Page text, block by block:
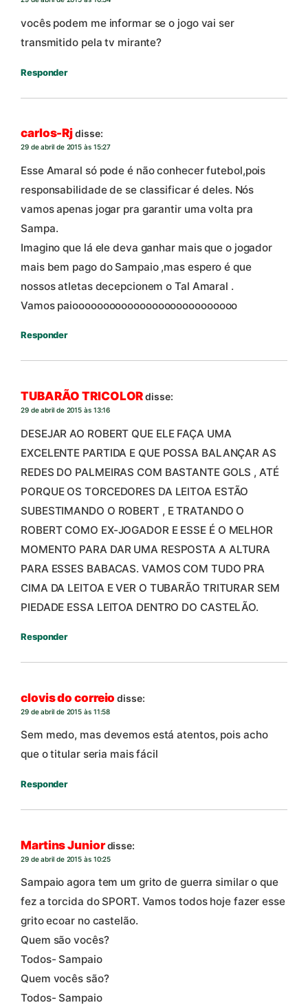
vocês podem me informar se o jogo vai ser
transmitido pela tv mirante?
Responder
carlos-Rjdisse:
29 de abril de 2015 às 15:27
Esse Amaral só pode é não conhecer futebol,pois
responsabilidade de se classificar é deles. Nós
vamos apenas jogar pra garantir uma volta pra
Sampa.
Imagino que lá ele deva ganhar mais que o jogador
mais bem pago do Sampaio ,mas espero é que
nossos atletas decepcionem o Tal Amaral .
Vamos paiooooooooooooooooooooooooooo
Responder
TUBARÃO TRICOLORdisse:
29 de abril de 2015 às 13:16
DESEJAR AO ROBERT QUE ELE FAÇA UMA
EXCELENTE PARTIDA E QUE POSSA BALANÇAR AS
REDES DO PALMEIRAS COM BASTANTE GOLS , ATÉ
PORQUE OS TORCEDORES DA LEITOA ESTÃO
SUBESTIMANDO O ROBERT , E TRATANDO O
ROBERT COMO EX-JOGADOR E ESSE É O MELHOR
MOMENTO PARA DAR UMA RESPOSTA A ALTURA
PARA ESSES BABACAS. VAMOS COM TUDO PRA
CIMA DA LEITOA E VER O TUBARÃO TRITURAR SEM
PIEDADE ESSA LEITOA DENTRO DO CASTELÃO.
Responder
clovis do correio disse:
29 de abril de 2015 às 11:58
Sem medo, mas devemos está atentos, pois acho
que o titular seria mais fácil
Responder
Martins Juniordisse:
29 de abril de 2015 às 10:25
Sampaio agora tem um grito de guerra similar o que
fez a torcida do SPORT. Vamos todos hoje fazer esse
grito ecoar no castelão.
Quem são vocês?
Todos- Sampaio
Quem vocês são?
Todos- Sampaio